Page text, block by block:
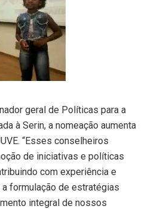
geral de Políticas para a
à Serin, a nomeação aumenta
“Esses conselheiros
de iniciativas e políticas
com experiência e
formulação de estratégias
integral de nossos